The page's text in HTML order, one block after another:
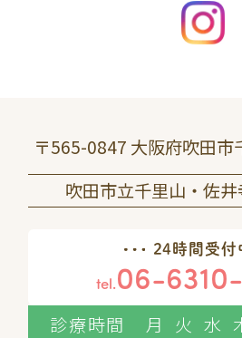
〒565-0847 大阪府吹田
吹田市立千里山・佐
24時間受付
tel.06-
診療時間 月 火 水